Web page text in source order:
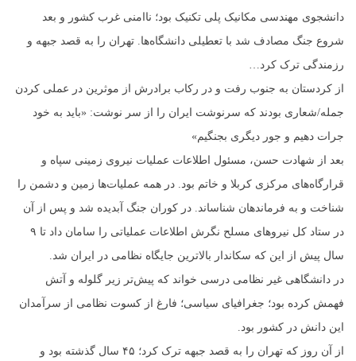
دانشجوی مهندسی مکانیک پلی تکنیک بود؛ ناامنی غرب کشور و بعد
شروع جنگ مصادف شد با تعطیلی دانشگاه‌ها. تهران را به قصد جبهه و
رزمندگی ترک کرد…
از کردستان به جنوب رفت و در رکاب برادرش از موثرین در عملی کردن
جمله/شعاری بودند که سرنوشت ایران را از سر نوشت: «باید به خود
جرات دهیم و جور دیگری بجنگیم»‏
بعد از شهادت حسن، مسئول اطلاعات عملیات نیروی زمینی سپاه و
قرارگاه‌های مرکزی کربلا و خاتم بود. در همه عملیات‌ها زمین و دشمن را
شناخت و به فرماندهان شناساند. در کوران جنگ آبدیده شد و پس از آن
در ستاد کل نیروهای مسلح نگرش اطلاعات عملیاتی را سامان داد تا ۹
سال پیش از این که سکاندار بالاترین جایگاه نظامی در ایران شد.
در دانشگاهی غیر نظامی درسی خواند که پیش‌تر زیر گلوله و آتش
فهمش کرده بود؛ جغرافیای سیاسی؛ فارغ از کسوت نظامی از سرآمدان
این دانش در کشور بود.
از آن روز که تهران را به قصد جبهه ترک کرد؛ ۴۵ سال گذشته بود و